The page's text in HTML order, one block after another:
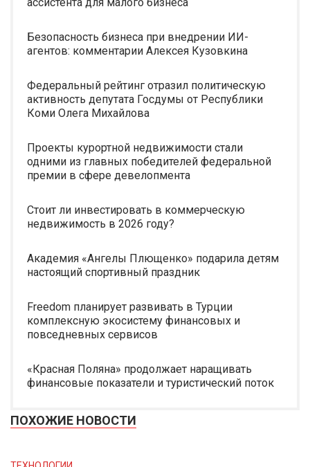
Безопасность бизнеса при внедрении ИИ-
агентов: комментарии Алексея Кузовкина
Федеральный рейтинг отразил политическую
активность депутата Госдумы от Республики
Коми Олега Михайлова
Проекты курортной недвижимости стали
одними из главных победителей федеральной
премии в сфере девелопмента
Стоит ли инвестировать в коммерческую
недвижимость в 2026 году?
Академия «Ангелы Плющенко» подарила детям
настоящий спортивный праздник
Freedom планирует развивать в Турции
комплексную экосистему финансовых и
повседневных сервисов
«Красная Поляна» продолжает наращивать
финансовые показатели и туристический поток
ПОХОЖИЕ НОВОСТИ